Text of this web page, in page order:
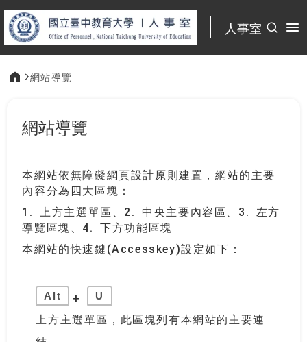
人事室
網站導覽
網站導覽
本網站依無障礙網頁設計原則建置，網站的主要
內容分為四大區塊：
1. 上方主選單區、2. 中央主要內容區、3. 左方
導覽區塊、4. 下方功能區塊
本網站的快速鍵(Accesskey)設定如下：
Alt + U
上方主選單區，此區塊列有本網站的主要連